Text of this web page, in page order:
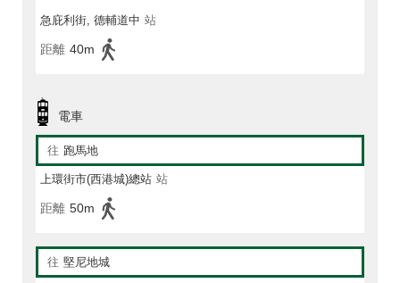
急庇利街, 德輔道中 站
距離 40m
電車
往 跑馬地
上環街市(西港城)總站 站
距離 50m
往 堅尼地城